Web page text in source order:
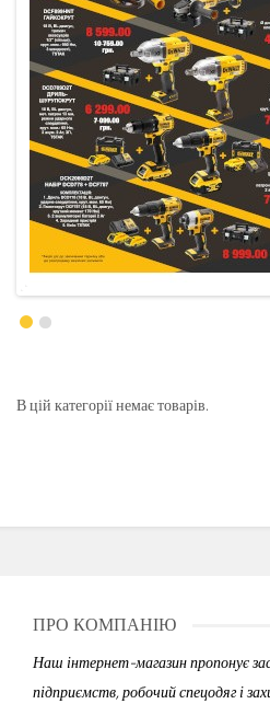
В цій категорії немає товарів.
ПРО КОМПАНІЮ
Наш інтернет-магазин пропонує
підприємств, робочий спецодяг і